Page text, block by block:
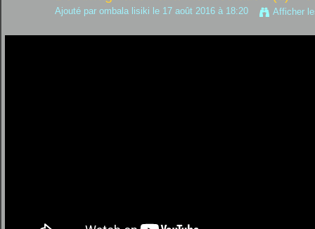
Ajouté par ombala lisiki le 17 août 2016 à 18:20 Afficher